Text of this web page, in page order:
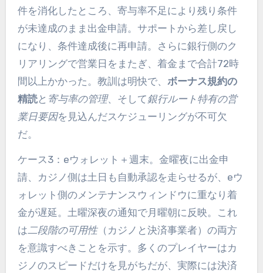
件を消化したところ、寄与率不足により残り条件
が未達成のまま出金申請。サポートから差し戻し
になり、条件達成後に再申請。さらに銀行側のク
リアリングで営業日をまたぎ、着金まで合計72時
間以上かかった。教訓は明快で、 ボーナス規約の
精読と 寄与率の管理、そして銀行ルート特有の営
業日要因を見込んだスケジューリングが不可欠
だ。
ケース3：eウォレット＋週末。金曜夜に出金申
請、カジノ側は土日も自動承認を走らせるが、eウ
ォレット側のメンテナンスウィンドウに重なり着
金が遅延。土曜深夜の通知で月曜朝に反映。これ
は二段階の可用性（カジノと決済事業者）の両方
を意識すべきことを示す。多くのプレイヤーはカ
ジノのスピードだけを見がちだが、実際には決済